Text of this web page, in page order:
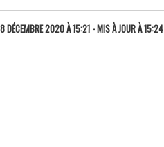
DÉCEMBRE 2020 À 15:21- MIS À JOUR À 15:24